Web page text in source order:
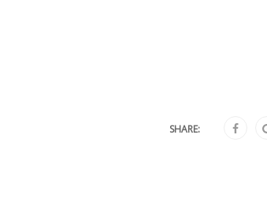
SHARE: